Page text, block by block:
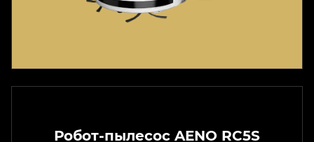
Робот-пылесос AENO RC5S